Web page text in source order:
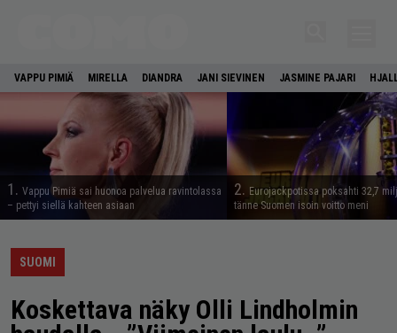
VAPPU PIMIÄ MIRELLA DIANDRA JANI SIEVINEN JASMINE PAJARI
1. Vappu Pimiä sai huonoa palvelua ravintolassa
– pettyi siellä kahteen asiaan
2. Eurojackpotissa poksahti 32,7
tänne Suomen isoin voitto meni
SUOMI
Koskettava näky Olli Lindholmin